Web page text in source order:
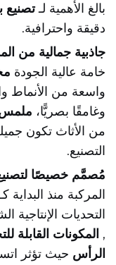
بالغ الأهمية لـتصنيع
دقيقة واحترافية.
جاذبية جمالية من
خامة عالية الجودة
واسعة من الأنماط
وغامقًا بصريًّا، ملمس
من الأثاث تكون
التصنيع.
مُصمَّم خصيصًا لتصنيع
المركبة منذ البداية
التحديات الإنتاجية
, المكونات القابلة
الرأس حيث تؤثر